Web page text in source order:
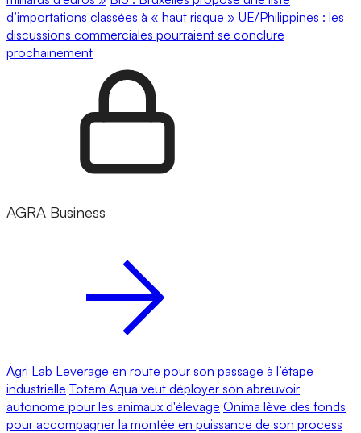
d’importations classées à « haut risque » UE/Philippines : les
discussions commerciales pourraient se conclure
prochainement
AGRA Business
Agri Lab Leverage en route pour son passage à l’étape
industrielle Totem Aqua veut déployer son abreuvoir
autonome pour les animaux d'élevage Onima lève des fonds
pour accompagner la montée en puissance de son process